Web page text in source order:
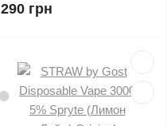
290 грн